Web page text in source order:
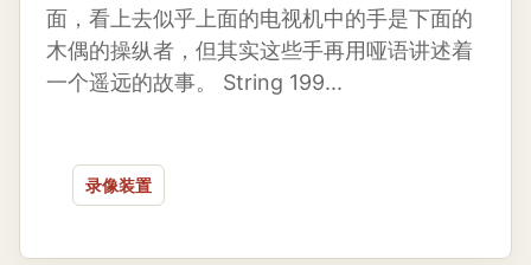
面，看上去似乎上面的电视机中的手是下面的
木偶的操纵者，但其实这些手再用哑语讲述着
一个遥远的故事。 String 199...
录像装置